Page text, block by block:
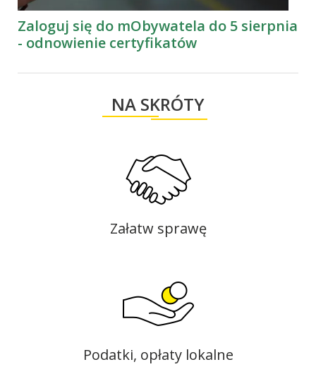
Zaloguj się do mObywatela do 5 sierpnia
- odnowienie certyfikatów
NA SKRÓTY
Załatw sprawę
Podatki, opłaty lokalne